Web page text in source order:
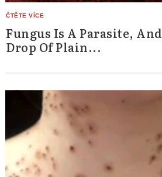
Fungus Is A Parasite,
Drop Of Plain...